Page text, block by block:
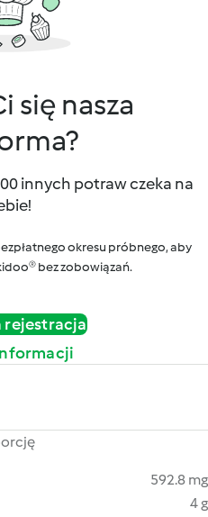
się nasza
innych potraw czeka na
okresu próbnego, aby
bez zobowiązań.
rejestracja
592.8 mg
4 g